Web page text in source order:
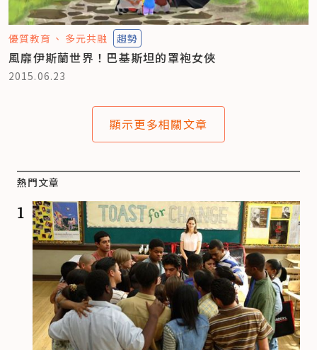
優質教育 多元共融 趨勢
風靡伊斯蘭世界！巴基斯坦的罩袍女俠
2015.06.23
顯示更多相關文章
熱門文章
1